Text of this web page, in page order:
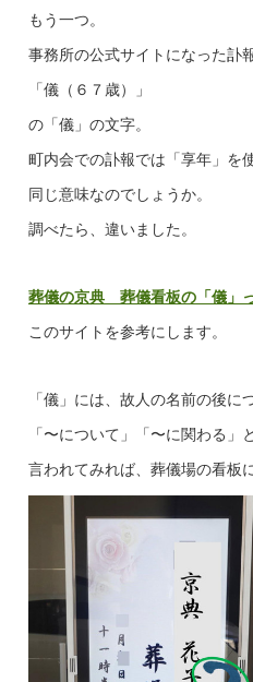
もう一つ。
事務所の公式サイトになった訃
「儀（６７歳）」
の「儀」の文字。
町内会での訃報では「享年」を
同じ意味なのでしょうか。
調べたら、違いました。
葬儀の京典 葬儀看板の「儀」
このサイトを参考にします。
「儀」には、故人の名前の後に
「〜について」「〜に関わる」
言われてみれば、葬儀場の看板